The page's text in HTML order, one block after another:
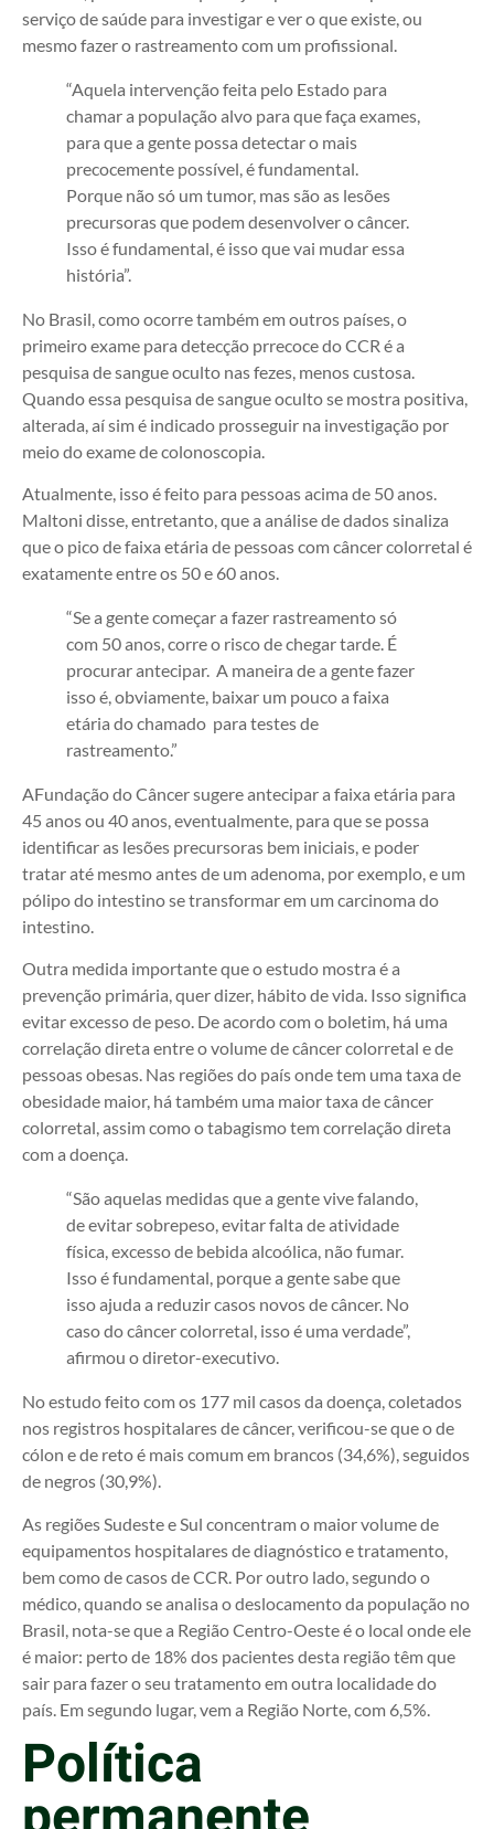
serviço de saúde para investigar e ver o que existe, ou
mesmo fazer o rastreamento com um profissional.
“Aquela intervenção feita pelo Estado para
chamar a população alvo para que faça exames,
para que a gente possa detectar o mais
precocemente possível, é fundamental.
Porque não só um tumor, mas são as lesões
precursoras que podem desenvolver o câncer.
Isso é fundamental, é isso que vai mudar essa
história”.
No Brasil, como ocorre também em outros países, o
primeiro exame para detecção prrecoce do CCR é a
pesquisa de sangue oculto nas fezes, menos custosa.
Quando essa pesquisa de sangue oculto se mostra positiva,
alterada, aí sim é indicado prosseguir na investigação por
meio do exame de colonoscopia.
Atualmente, isso é feito para pessoas acima de 50 anos.
Maltoni disse, entretanto, que a análise de dados sinaliza
que o pico de faixa etária de pessoas com câncer colorretal é
exatamente entre os 50 e 60 anos.
“Se a gente começar a fazer rastreamento só
com 50 anos, corre o risco de chegar tarde. É
procurar antecipar. A maneira de a gente fazer
isso é, obviamente, baixar um pouco a faixa
etária do chamado para testes de
rastreamento.”
AFundação do Câncer sugere antecipar a faixa etária para
45 anos ou 40 anos, eventualmente, para que se possa
identificar as lesões precursoras bem iniciais, e poder
tratar até mesmo antes de um adenoma, por exemplo, e um
pólipo do intestino se transformar em um carcinoma do
intestino.
Outra medida importante que o estudo mostra é a
prevenção primária, quer dizer, hábito de vida. Isso significa
evitar excesso de peso. De acordo com o boletim, há uma
correlação direta entre o volume de câncer colorretal e de
pessoas obesas. Nas regiões do país onde tem uma taxa de
obesidade maior, há também uma maior taxa de câncer
colorretal, assim como o tabagismo tem correlação direta
com a doença.
“São aquelas medidas que a gente vive falando,
de evitar sobrepeso, evitar falta de atividade
física, excesso de bebida alcoólica, não fumar.
Isso é fundamental, porque a gente sabe que
isso ajuda a reduzir casos novos de câncer. No
caso do câncer colorretal, isso é uma verdade”,
afirmou o diretor-executivo.
No estudo feito com os 177 mil casos da doença, coletados
nos registros hospitalares de câncer, verificou-se que o de
cólon e de reto é mais comum em brancos (34,6%), seguidos
de negros (30,9%).
As regiões Sudeste e Sul concentram o maior volume de
equipamentos hospitalares de diagnóstico e tratamento,
bem como de casos de CCR. Por outro lado, segundo o
médico, quando se analisa o deslocamento da população no
Brasil, nota-se que a Região Centro-Oeste é o local onde ele
é maior: perto de 18% dos pacientes desta região têm que
sair para fazer o seu tratamento em outra localidade do
país. Em segundo lugar, vem a Região Norte, com 6,5%.
Política